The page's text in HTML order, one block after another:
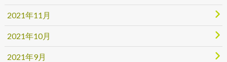
2021年11月
2021年10月
2021年9月